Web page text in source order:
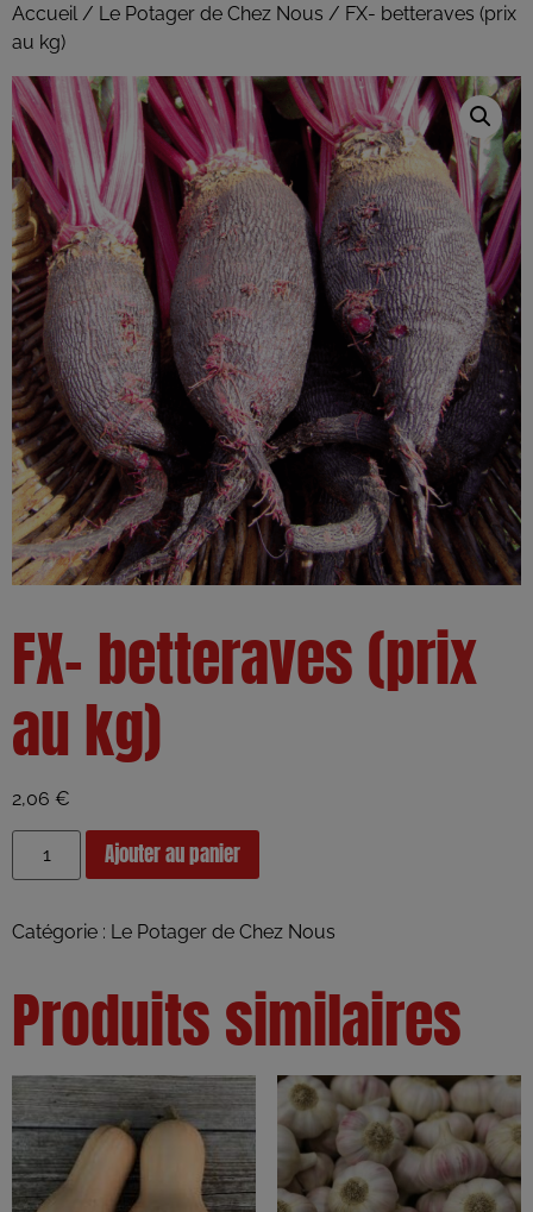
Accueil/ Le Potager de Chez Nous / FX- betteraves (prix
au kg)
FX- betteraves (prix
au kg)
2,06 €
Ajouter au panier
Catégorie : Le Potager de Chez Nous
Produits similaires